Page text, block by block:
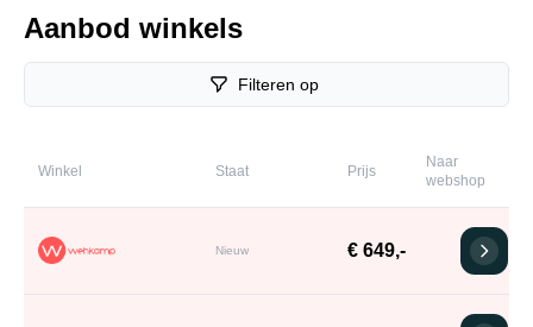
Aanbod winkels
Filteren op
Winkel Staat Prijs
Naar
webshop
Nieuw € 649,-